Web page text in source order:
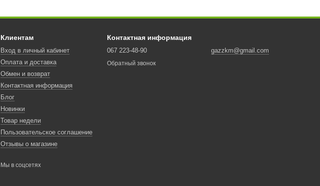
Клиентам
Вход в личный кабинет
Оплата и доставка
Обмен и возврат
Контактная информация
Блог
Новинки
Товар недели
Пользовательское соглашение
Отзывы о магазине
Мы в соцсетях
Контактная информация
067 223-48-90
Обратный звонок
gazzkm@gmail.com